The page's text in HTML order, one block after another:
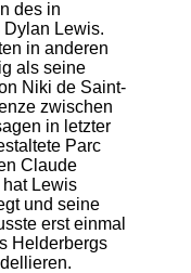
des in
Lewis.
in anderen
als seine
Niki de Saint-
zwischen
in letzter
Parc
Claude
hat Lewis
und seine
erst einmal
Helderbergs